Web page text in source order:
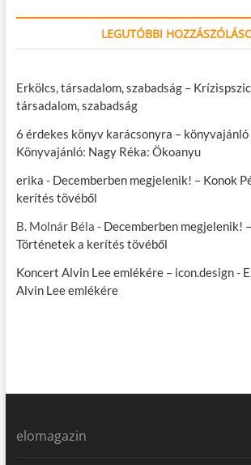
LEGUTÓBBI
Erkölcs, társadalom, szabadság –
társadalom, szabadság
6 érdekes könyv karácsonyra –
Könyvajánló: Nagy Réka: Ökoanyu
erika - Decemberben megjelenik! – Konok
kerítés tövéből
B. Molnár Béla - Decemberben megjelenik!
Történetek a kerítés tövéből
Koncert Alvin Lee emlékére – icon.design-
Alvin Lee emlékére
elomagazin